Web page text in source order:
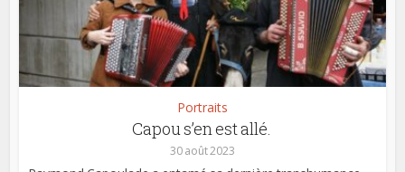
Portraits
Capou s’en est allé.
30 août 2023